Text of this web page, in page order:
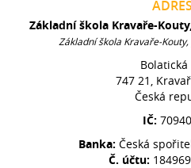
Základní škola Kravaře-
Základní škola Kravaře-
747 21,
Česká
IČ:
Banka:Česká
Č. účtu: